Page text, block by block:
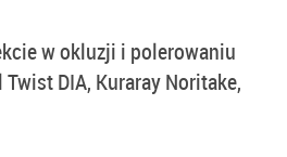
w okluzji i polerowaniu
DIA, Kuraray Noritake,